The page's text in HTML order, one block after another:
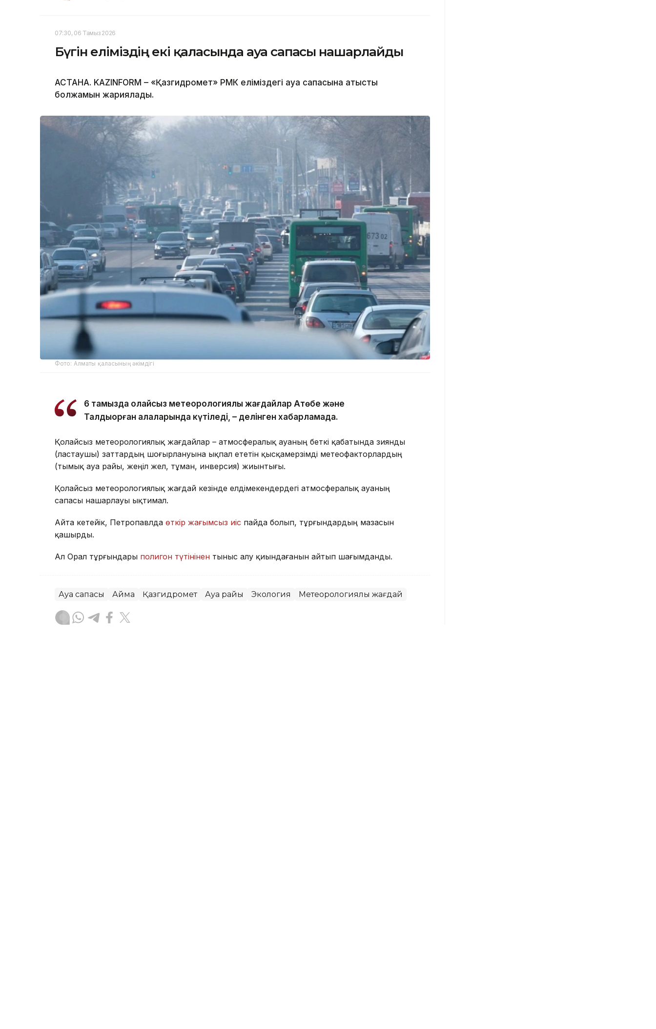
07:30, 06 Тамыз 2026
Бүгін еліміздің екі қаласында ауа сапасы нашарлайды
АСТАНА. KAZINFORM – «Қазгидромет» РМК еліміздегі ауа сапасына қатысты
болжамын жариялады.
Фото: Алматы қаласының әкімдігі
6 тамызда қолайсыз метеорологиялық жағдайлар Ақтөбе және
Талдықорған қалаларында күтіледі, – делінген хабарламада.
Қолайсыз метеорологиялық жағдайлар – атмосфералық ауаның беткі қабатында зиянды
(ластаушы) заттардың шоғырлануына ықпал ететін қысқамерзімді метеофакторлардың
(тымық ауа райы, жеңіл жел, тұман, инверсия) жиынтығы.
Қолайсыз метеорологиялық жағдай кезінде елдімекендердегі атмосфералық ауаның
сапасы нашарлауы ықтимал.
Айта кетейік, Петропавлда өткір жағымсыз иіс пайда болып, тұрғындардың мазасын
қашырды.
Ал Орал тұрғындары полигон түтінінен тыныс алу қиындағанын айтып шағымданды.
Ауа сапасы Аймақ Қазгидромет Ауа райы Экология Метеорологиялық жағдай